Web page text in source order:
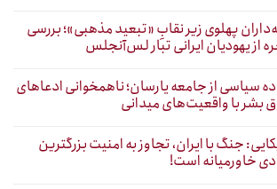
پهلوی زیر نقابِ «تبعید مذهبی»؛ بررسی
از یهودیان ایرانی تبار لس‌آنجلس
سیاسی از جامعه یارسان؛ ناهمخوانی ادعاهای
بشر با واقعیت‌های میدانی
جنگ با ایران، تجاوز به امنیت بزرگترین
خاورمیانه است!